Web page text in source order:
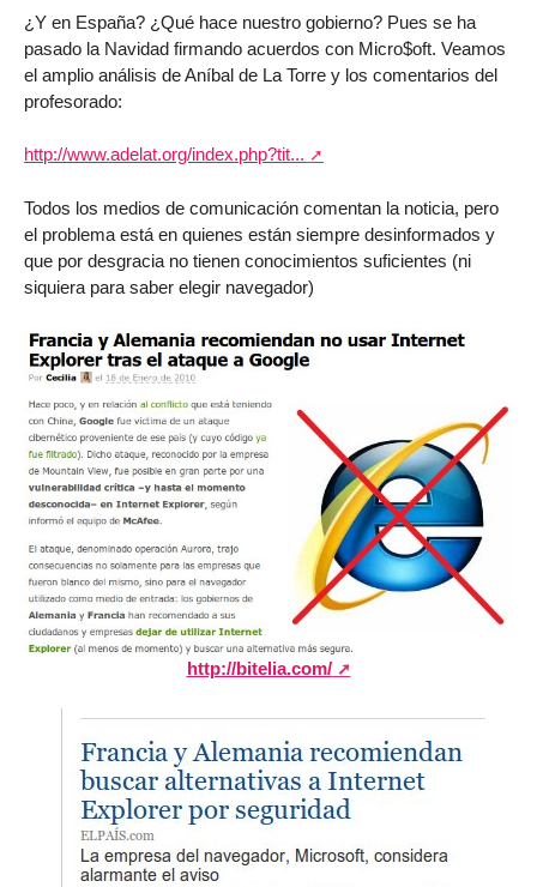
¿Y en España? ¿Qué hace nuestro gobierno? Pues se ha
pasado la Navidad firmando acuerdos con Micro$oft. Veamos
el amplio análisis de Aníbal de La Torre y los comentarios del
profesorado:
http://www.adelat.org/index.php?tit...
Todos los medios de comunicación comentan la noticia, pero
el problema está en quienes están siempre desinformados y
que por desgracia no tienen conocimientos suficientes (ni
siquiera para saber elegir navegador)
http://bitelia.com/